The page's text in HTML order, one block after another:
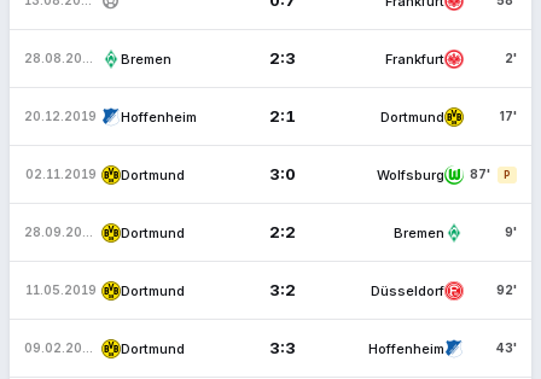
Bremen 2:3 Frankfurt 2'
20.12.2019 Hoffenheim 2:1 Dortmund 17'
02.11.2019 Dortmund 3:0 Wolfsburg 87' P
Dortmund 2:2 Bremen 9'
11.05.2019 Dortmund 3:2 Düsseldorf 92'
Dortmund 3:3 Hoffenheim 43'